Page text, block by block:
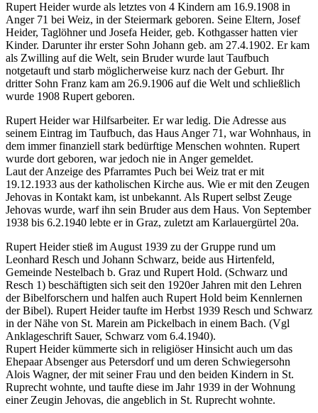
Rupert Heider wurde als letztes von 4 Kindern am 16.9.1908 in
Anger 71 bei Weiz, in der Steiermark geboren. Seine Eltern, Josef
Heider, Taglöhner und Josefa Heider, geb. Kothgasser hatten vier
Kinder. Darunter ihr erster Sohn Johann geb. am 27.4.1902. Er kam
als Zwilling auf die Welt, sein Bruder wurde laut Taufbuch
notgetauft und starb möglicherweise kurz nach der Geburt. Ihr
dritter Sohn Franz kam am 26.9.1906 auf die Welt und schließlich
wurde 1908 Rupert geboren.
Rupert Heider war Hilfsarbeiter. Er war ledig. Die Adresse aus
seinem Eintrag im Taufbuch, das Haus Anger 71, war Wohnhaus, in
dem immer finanziell stark bedürftige Menschen wohnten. Rupert
wurde dort geboren, war jedoch nie in Anger gemeldet.
Laut der Anzeige des Pfarramtes Puch bei Weiz trat er mit
19.12.1933 aus der katholischen Kirche aus. Wie er mit den Zeugen
Jehovas in Kontakt kam, ist unbekannt. Als Rupert selbst Zeuge
Jehovas wurde, warf ihn sein Bruder aus dem Haus. Von September
1938 bis 6.2.1940 lebte er in Graz, zuletzt am Karlauergürtel 20a.
Rupert Heider stieß im August 1939 zu der Gruppe rund um
Leonhard Resch und Johann Schwarz, beide aus Hirtenfeld,
Gemeinde Nestelbach b. Graz und Rupert Hold. (Schwarz und
Resch 1) beschäftigten sich seit den 1920er Jahren mit den Lehren
der Bibelforschern und halfen auch Rupert Hold beim Kennlernen
der Bibel). Rupert Heider taufte im Herbst 1939 Resch und Schwarz
in der Nähe von St. Marein am Pickelbach in einem Bach. (Vgl
Anklageschrift Sauer, Schwarz vom 6.4.1940).
Rupert Heider kümmerte sich in religiöser Hinsicht auch um das
Ehepaar Absenger aus Petersdorf und um deren Schwiegersohn
Alois Wagner, der mit seiner Frau und den beiden Kindern in St.
Ruprecht wohnte, und taufte diese im Jahr 1939 in der Wohnung
einer Zeugin Jehovas, die angeblich in St. Ruprecht wohnte.